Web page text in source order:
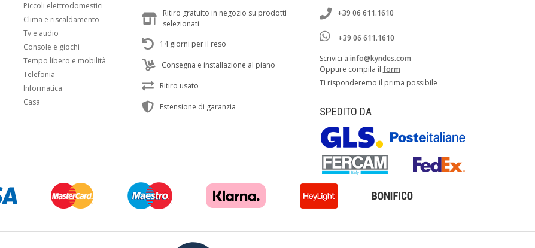
Piccoli elettrodomestici
Clima e riscaldamento
Tv e audio
Console e giochi
Tempo libero e mobilità
Telefonia
Informatica
Casa
Ritiro gratuito in negozio su prodotti
selezionati
14 giorni per il reso
Consegna e installazione al piano
Ritiro usato
Estensione di garanzia
+39 06 611.1610
+39 06 611.1610
Scrivici a info@kyndes.com
Oppure compila il form
Ti risponderemo il prima possibile
SPEDITO DA